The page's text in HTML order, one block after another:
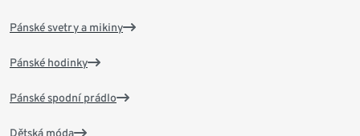
Pánské svetry a mikiny
Pánské hodinky
Pánské spodní prádlo
Dětská móda